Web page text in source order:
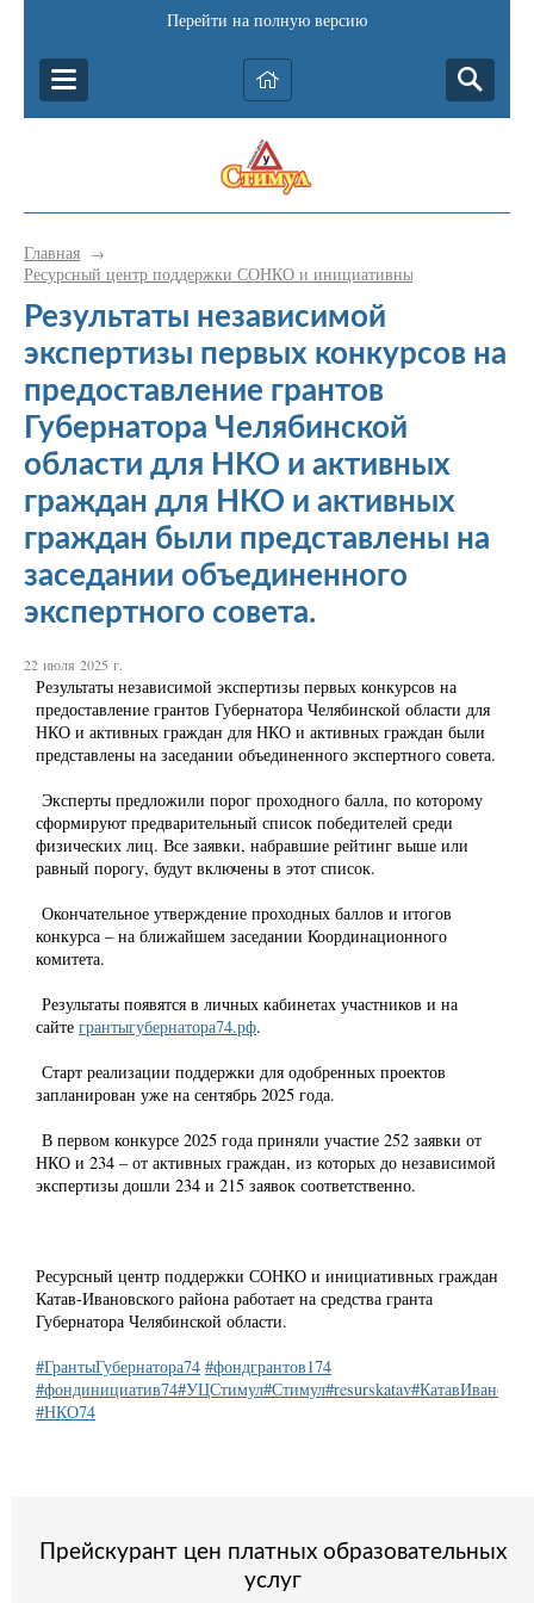
Перейти на полную версию
Главная →
Ресурсный центр поддержки СОНКО и инициативных граждан
Результаты независимой
экспертизы первых конкурсов на
предоставление грантов
Губернатора Челябинской
области для НКО и активных
граждан для НКО и активных
граждан были представлены на
заседании объединенного
экспертного совета.
22 июля 2025 г.
Результаты независимой экспертизы первых конкурсов на
предоставление грантов Губернатора Челябинской области для
НКО и активных граждан для НКО и активных граждан были
представлены на заседании объединенного экспертного совета.
Эксперты предложили порог проходного балла, по которому
сформируют предварительный список победителей среди
физических лиц. Все заявки, набравшие рейтинг выше или
равный порогу, будут включены в этот список.
Окончательное утверждение проходных баллов и итогов
конкурса – на ближайшем заседании Координационного
комитета.
Результаты появятся в личных кабинетах участников и на
сайте грантыгубернатора74.рф.
Старт реализации поддержки для одобренных проектов
запланирован уже на сентябрь 2025 года.
В первом конкурсе 2025 года приняли участие 252 заявки от
НКО и 234 – от активных граждан, из которых до независимой
экспертизы дошли 234 и 215 заявок соответственно.
Ресурсный центр поддержки СОНКО и инициативных граждан
Катав-Ивановского района работает на средства гранта
Губернатора Челябинской области.
#ГрантыГубернатора74 #фондгрантов174
#фондинициатив74#УЦСтимул#Стимул#resurskatav
#НКО74
Прейскурант цен платных образовательных
услуг